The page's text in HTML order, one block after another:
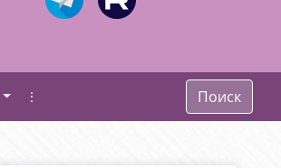
⋮ Поиск